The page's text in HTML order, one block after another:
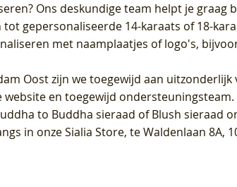
? Ons deskundige team helpt je graag
gepersonaliseerde 14-karaats of 18-
met naamplaatjes of logo's,
Oostzijn we toegewijd aan
website en toegewijd
to Buddha sieraad of Blush sieraad
in onze Sialia Store, te Waldenlaan 8A,